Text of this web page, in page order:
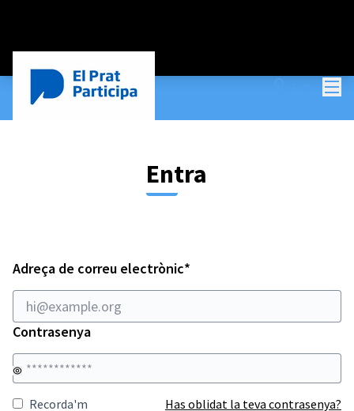
Entra
Adreça de correu electrònic*
Contrasenya
Recorda'm Has oblidat la teva contrasenya?